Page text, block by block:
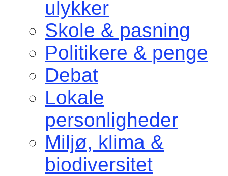
ulykker
Skole & pasning
Politikere & penge
Debat
Lokale
personligheder
Miljø, klima &
biodiversitet